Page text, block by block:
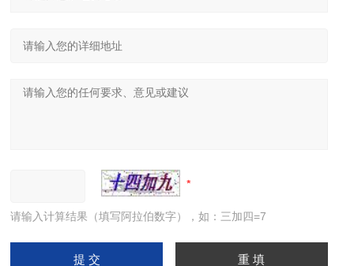
请输入计算结果（填写阿拉伯数字），如：三加四=7